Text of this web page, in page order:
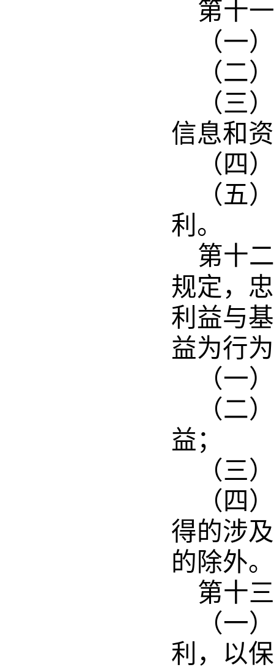
第十
（一）
（二）
（三）
信息和
（四）
（五）
利。
第十
规定，
利益与
益为行
（一）
（二）
益；
（三）
（四）
得的涉
的除外。
第十
（一）
利，以